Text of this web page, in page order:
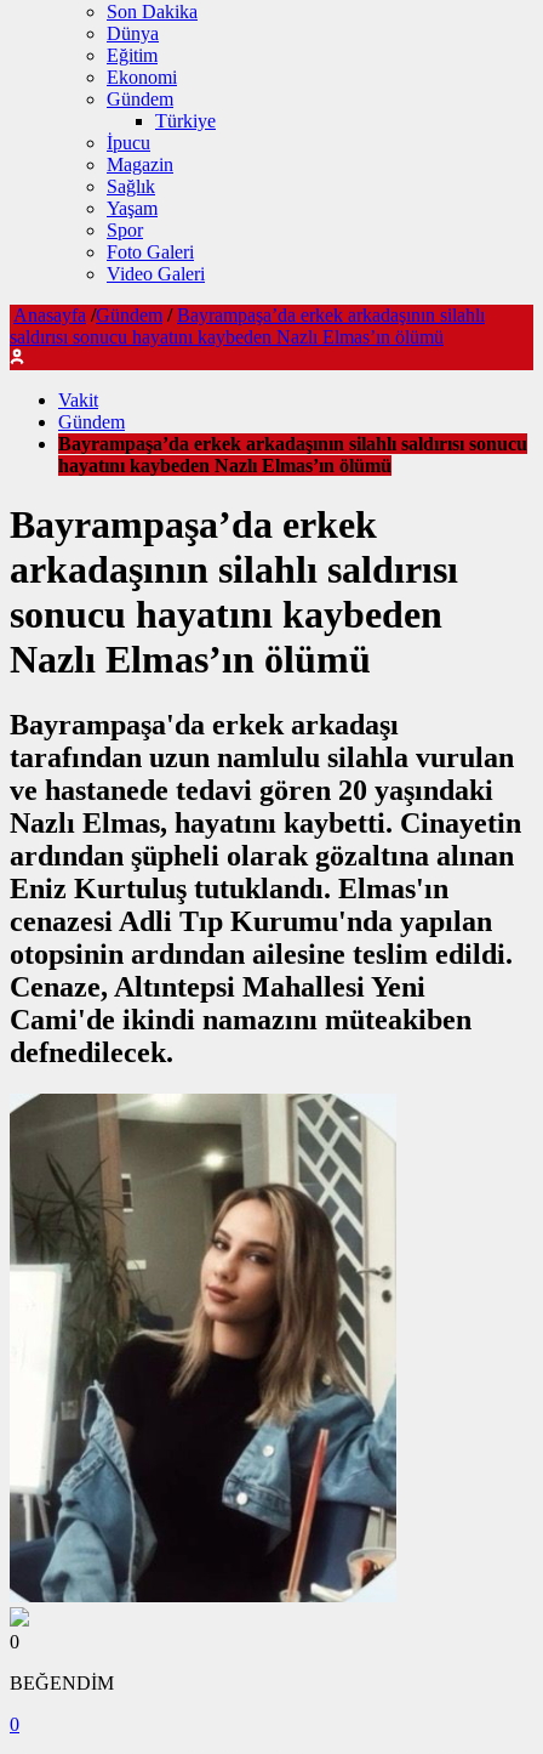
Son Dakika
Dünya
Eğitim
Ekonomi
Gündem
Türkiye
İpucu
Magazin
Sağlık
Yaşam
Spor
Foto Galeri
Video Galeri
Anasayfa /Gündem / Bayrampaşa’da erkek arkadaşının silahlı
saldırısı sonucu hayatını kaybeden Nazlı Elmas’ın ölümü
Vakit
Gündem
Bayrampaşa’da erkek arkadaşının silahlı saldırısı sonucu
hayatını kaybeden Nazlı Elmas’ın ölümü
Bayrampaşa’da erkek
arkadaşının silahlı saldırısı
sonucu hayatını kaybeden
Nazlı Elmas’ın ölümü
Bayrampaşa'da erkek arkadaşı
tarafından uzun namlulu silahla vurulan
ve hastanede tedavi gören 20 yaşındaki
Nazlı Elmas, hayatını kaybetti. Cinayetin
ardından şüpheli olarak gözaltına alınan
Eniz Kurtuluş tutuklandı. Elmas'ın
cenazesi Adli Tıp Kurumu'nda yapılan
otopsinin ardından ailesine teslim edildi.
Cenaze, Altıntepsi Mahallesi Yeni
Cami'de ikindi namazını müteakiben
defnedilecek.
0
BEĞENDİM
0